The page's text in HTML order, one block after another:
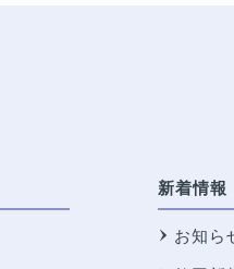
新着情報
お知ら